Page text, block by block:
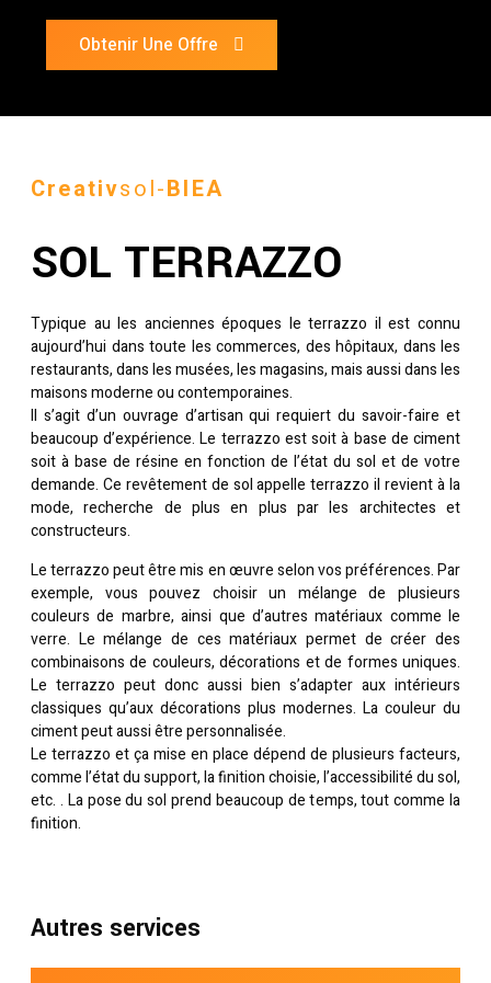
Obtenir Une Offre
Creativsol-BIEA
SOL TERRAZZO
Typique au les anciennes époques le terrazzo il est connu
aujourd’hui dans toute les commerces, des hôpitaux, dans les
restaurants, dans les musées, les magasins, mais aussi dans les
maisons moderne ou contemporaines.
Il s’agit d’un ouvrage d’artisan qui requiert du savoir-faire et
beaucoup d’expérience. Le terrazzo est soit à base de ciment
soit à base de résine en fonction de l’état du sol et de votre
demande. Ce revêtement de sol appelle terrazzo il revient à la
mode, recherche de plus en plus par les architectes et
constructeurs.
Le terrazzo peut être mis en œuvre selon vos préférences. Par
exemple, vous pouvez choisir un mélange de plusieurs
couleurs de marbre, ainsi que d’autres matériaux comme le
verre. Le mélange de ces matériaux permet de créer des
combinaisons de couleurs, décorations et de formes uniques.
Le terrazzo peut donc aussi bien s’adapter aux intérieurs
classiques qu’aux décorations plus modernes. La couleur du
ciment peut aussi être personnalisée.
Le terrazzo et ça mise en place dépend de plusieurs facteurs,
comme l’état du support, la finition choisie, l’accessibilité du sol,
etc. . La pose du sol prend beaucoup de temps, tout comme la
finition.
Autres services